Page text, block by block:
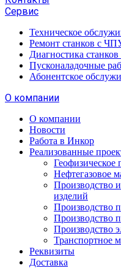
Сервис
Техническое
Ремонт станков с
Диагностика
Пусконаладочные
Абонентское
О компании
О компании
Новости
Работа в Инкор
Реализованные
Геофизическое
Нефтегазовое
Производство
изделий
Производство
Производство
Производство
Транспортное
Реквизиты
Доставка